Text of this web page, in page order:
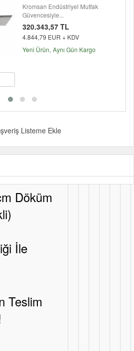
Kromsan Endüstriyel Mutfak
Güvencesiyle...
320.343,57 TL
4.844,79 EUR + KDV
Yeni Ürün Aynı Gün Kargo
Listeme Ekle
Döküm
İle
Teslim